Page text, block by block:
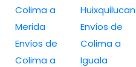
Colima a
Merida
Envíos de
Colima a
Huixquilucan
Envíos de
Colima a
Iguala